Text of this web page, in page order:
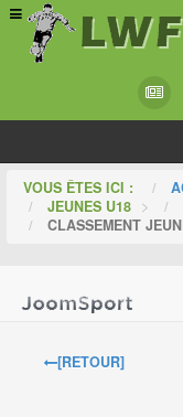
VOUS ÊTES ICI :
JEUNES U18 >
CLASSEMENT
[RETOUR]